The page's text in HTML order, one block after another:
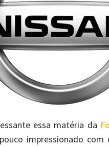
essa matéria da
impressionado